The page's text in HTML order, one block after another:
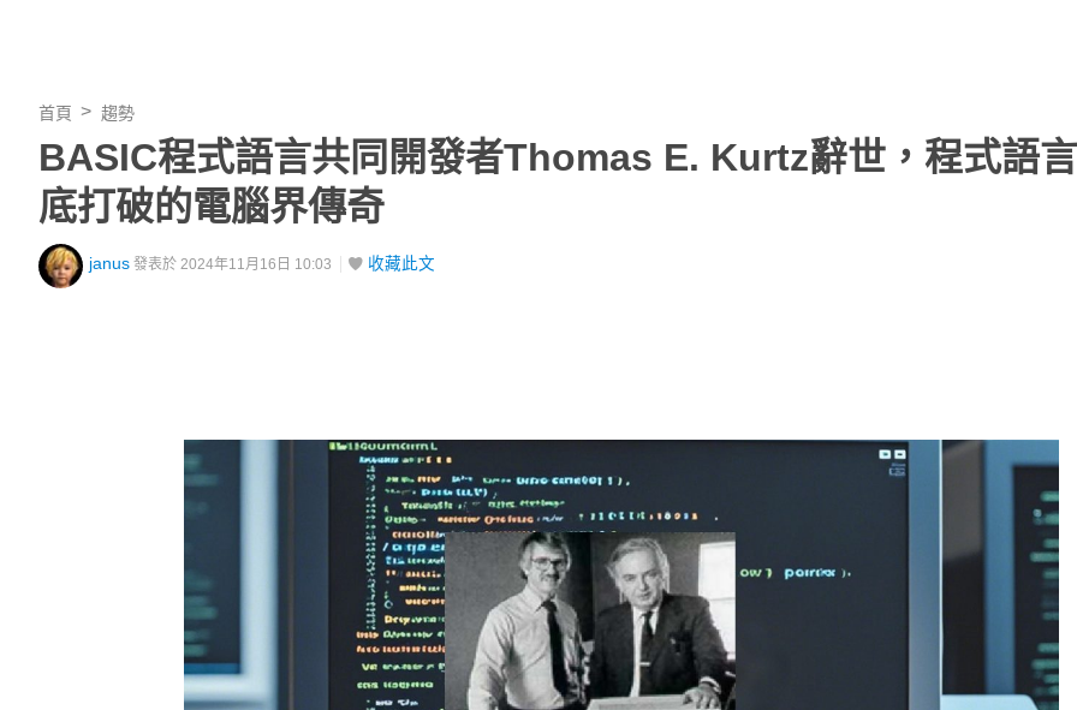
首頁 趨勢
BASIC程式語言共同開發者Thomas E. Kurtz辭世，程式語
底打破的電腦界傳奇
janus 發表於 2024年11月16日 10:03 收藏此文